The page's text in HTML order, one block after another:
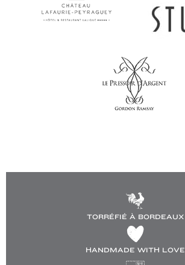
TORRÉFIÉ À BORDEAUX
HANDMADE WITH LOVE